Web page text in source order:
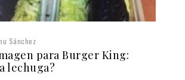
Sánchez
para Burger King:
lechuga?